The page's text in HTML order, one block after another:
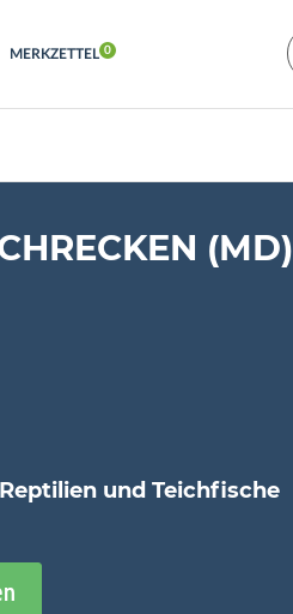
MERKZETTEL
(MD)
und Teichfische